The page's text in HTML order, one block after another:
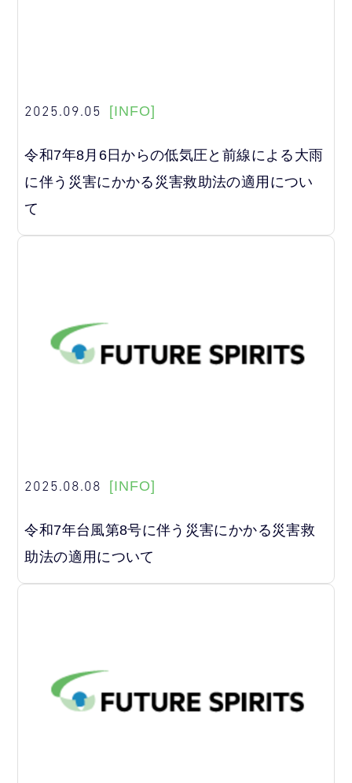
2025.09.05 [INFO]
令和7年8月6日からの低気圧と前線による大雨
に伴う災害にかかる災害救助法の適用につい
て
2025.08.08 [INFO]
令和7年台風第8号に伴う災害にかかる災害救
助法の適用について